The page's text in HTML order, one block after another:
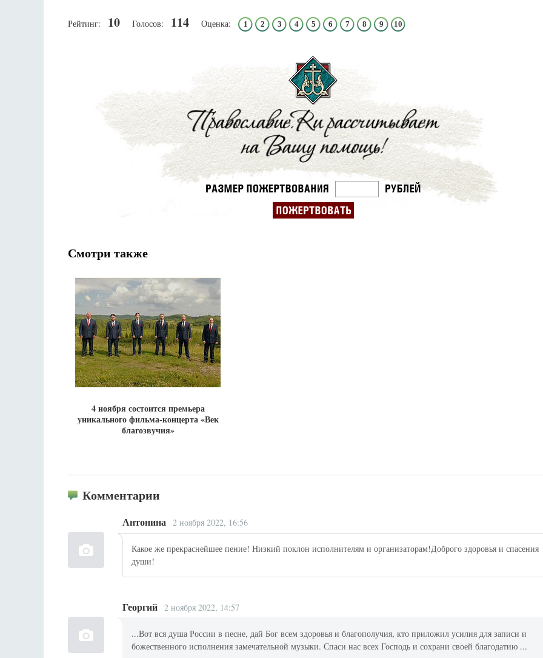
Рейтинг: 10 Голосов: 114 Оценка: 1 2 3 4 5 6 7 8 9 10
Смотри также
4 ноября состоится премьера
уникального фильма-концерта «Век
благозвучия»
Комментарии
Антонина 2 ноября 2022, 16:56
Какое же прекраснейшее пение! Низкий поклон исполнителям и организаторам!Доброго здоровья и спасения
души!
Георгий 2 ноября 2022, 14:57
...Вот вся душа России в песне, дай Бог всем здоровья и благополучия, кто приложил усилия для записи и
божественного исполнения замечательной музыки. Спаси нас всех Господь и сохрани своей благодатию ...